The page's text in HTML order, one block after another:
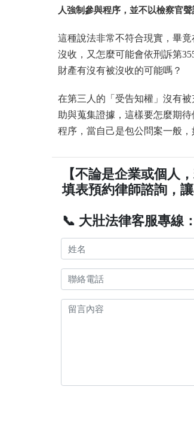
人強制參與程序，並不以檢察官
這種說法非常不符合現實，畢
沒收，又怎麼可能會依刑訴第
財產有沒有被沒收的可能嗎？
在第三人的「受告知權」沒有
助與蒐集證據，這樣要怎麼期
程序，當自己是包公問案一般
【不論是企業或個人
填表預約律師諮詢，
📞 大壯法律客服專線